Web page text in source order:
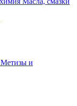
Метизы и